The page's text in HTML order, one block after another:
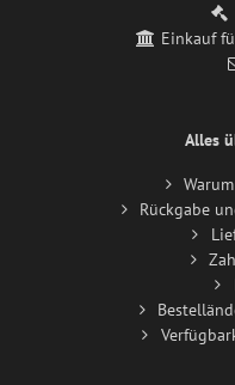
Einkauf
Alles
Rückgabe